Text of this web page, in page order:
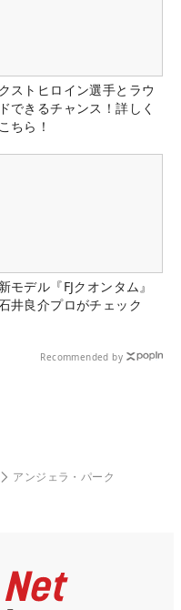
ストヒロイン選手とラウ
できるチャンス！詳しく
ちら！
モデル『FJクオンタム』
井良介プロがチェック
Recommended by
アンジェラ・パーク